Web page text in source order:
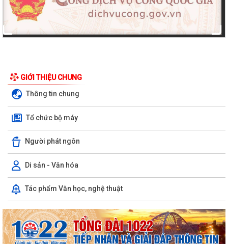
GIỚI THIỆU CHUNG
Thông tin chung
Tổ chức bộ máy
Người phát ngôn
Di sản - Văn hóa
Tác phẩm Văn học, nghệ thuật